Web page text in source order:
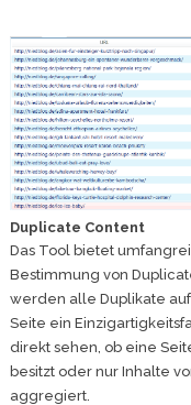
Duplicate Content
Das Tool bietet
Bestimmung von
werden alle Duplikate
Seite ein
direkt sehen, ob eine
besitzt oder nur Inhalte
aggregiert.